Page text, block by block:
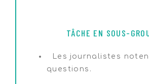
TÂCHE EN SOUS-
Les journalistes
questions.